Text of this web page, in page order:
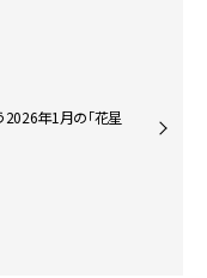
2026年1月の「花星